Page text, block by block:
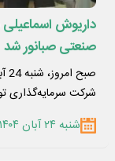
داریوش
صنعتی صبانور شد
شرکت سرمایه‌گذاری
شنبه ۲۴ آبان ۱۴۰۴